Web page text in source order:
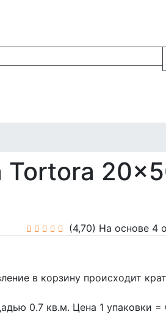
Tortora
(4,70) На основе 4
в корзину происходит
0.7 кв.м. Цена 1 упаковки